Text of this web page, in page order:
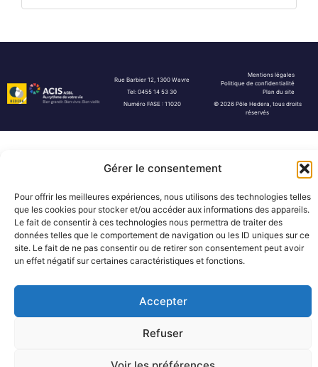
Gérer le consentement
Pour offrir les meilleures expériences, nous utilisons des technologies telles
que les cookies pour stocker et/ou accéder aux informations des appareils.
Le fait de consentir à ces technologies nous permettra de traiter des
données telles que le comportement de navigation ou les ID uniques sur ce
site. Le fait de ne pas consentir ou de retirer son consentement peut avoir
un effet négatif sur certaines caractéristiques et fonctions.
Accepter
Refuser
Rue Barbier 12, 1300 Wavre
Tel: 0455 14 53 30
Numéro FASE : 11020
Mentions légales
Politique de confidentialité
Plan du site
© 2026 Pôle Hedera, tous droits
réservés